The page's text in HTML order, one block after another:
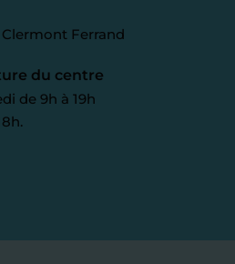
Ferrand
du centre
de 9h à 19h